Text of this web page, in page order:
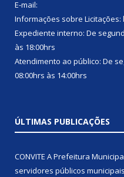
E-mail:
Informações sobre
Expediente interno: De
às 18:00hrs
Atendimento ao público: De
08:00hrs às 14:00hrs
ÚLTIMAS PUBLICAÇÕES
CONVITE A Prefeitura
servidores públicos